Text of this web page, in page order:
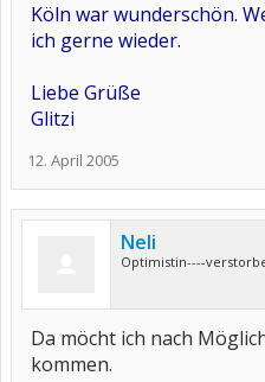
Köln war wunderschön.
ich gerne wieder.
Liebe Grüße
Glitzi
12. April 2005
Neli
Optimistin----
Da möcht ich nach
kommen.